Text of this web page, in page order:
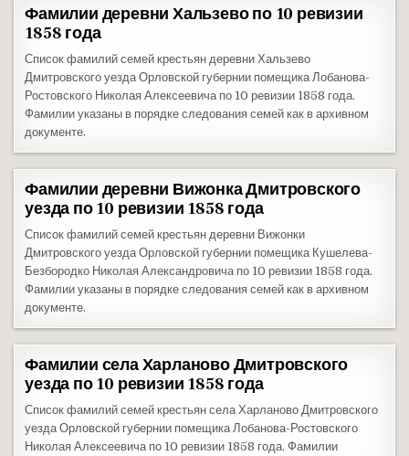
Фамилии деревни Хальзево по 10 ревизии
1858 года
Список фамилий семей крестьян деревни Хальзево
Дмитровского уезда Орловской губернии помещика Лобанова-
Ростовского Николая Алексеевича по 10 ревизии 1858 года.
Фамилии указаны в порядке следования семей как в архивном
документе.
Фамилии деревни Вижонка Дмитровского
уезда по 10 ревизии 1858 года
Список фамилий семей крестьян деревни Вижонки
Дмитровского уезда Орловской губернии помещика Кушелева-
Безбородко Николая Александровича по 10 ревизии 1858 года.
Фамилии указаны в порядке следования семей как в архивном
документе.
Фамилии села Харланово Дмитровского
уезда по 10 ревизии 1858 года
Список фамилий семей крестьян села Харланово Дмитровского
уезда Орловской губернии помещика Лобанова-Ростовского
Николая Алексеевича по 10 ревизии 1858 года. Фамилии